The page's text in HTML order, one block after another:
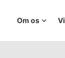
Om os